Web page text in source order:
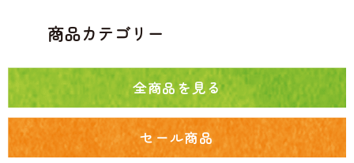
商品カテゴリー
全商品を見る
セール商品